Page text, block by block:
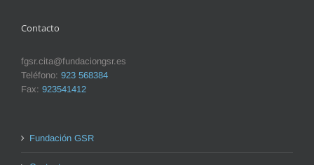
Contacto
fgsr.cita@fundaciongsr.es
Teléfono: 923 568384
Fax: 923541412
Fundación GSR